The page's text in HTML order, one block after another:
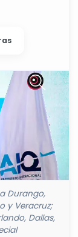
Durango,
y Veracruz;
Dallas,